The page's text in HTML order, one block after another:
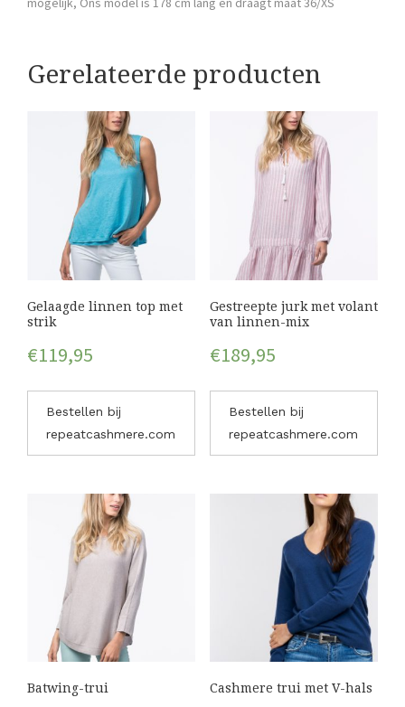
Gerelateerde producten
Gelaagde linnen top met
strik
€119,95
Bestellen bij
repeatcashmere.com
Gestreepte jurk met volant
van linnen-mix
€189,95
Bestellen bij
repeatcashmere.com
Batwing-trui Cashmere trui met V-hals